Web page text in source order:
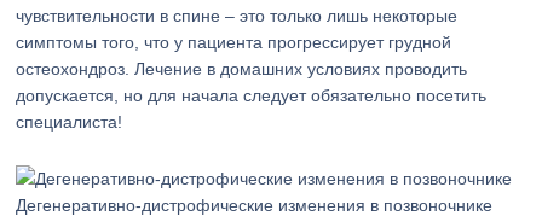
чувствительности в спине – это только лишь некоторые
симптомы того, что у пациента прогрессирует грудной
остеохондроз. Лечение в домашних условиях проводить
допускается, но для начала следует обязательно посетить
специалиста!
Дегенеративно-дистрофические изменения в позвоночнике